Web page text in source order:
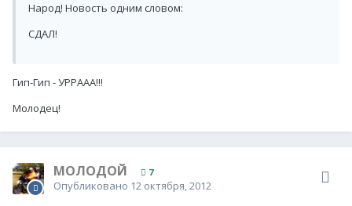
Народ! Новость одним словом:
СДАЛ!
Гип-Гип - УРРААА!!!
Молодец!
МОЛОДОЙ 7
Опубликовано 12 октября, 2012